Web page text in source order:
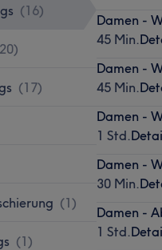
(16)
20)
(17)
(1)
(1)
Damen -
45 Min.
Damen -
45 Min.
Damen -
1 Std.
Damen -
30 Min.
Damen -
1 Std.